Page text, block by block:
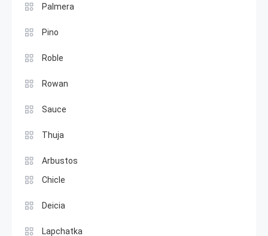
Palmera
Pino
Roble
Rowan
Sauce
Thuja
Arbustos
Chicle
Deicia
Lapchatka